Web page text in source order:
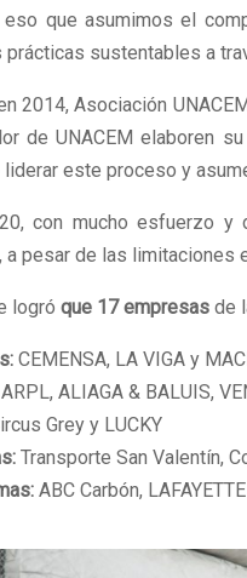
que asumimos el
prácticas sustentables a
2014, Asociación
de UNACEM elaboren
liderar este proceso y
con mucho esfuerzo y
pesar de las limitaciones
logró que 17 empresas de
CEMENSA, LA VIGA y
ARPL, ALIAGA & BALUIS,
Grey y LUCKY
Transporte San Valentín,
ABC Carbón,